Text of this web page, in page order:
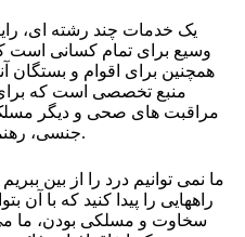
وسیع برای تمام کسانی است
همچنین برای اقوام و بستگان
منبع تخصصی است که
مراقبت های صحی و دیگر
جنسی، رهنمایی ها و تعلیماتی را ارائه می کند.
ما نمی توانیم درد را از بین
راههایی را پیدا کنید که با آن
سخاوت و مسلکی بودن، ما می